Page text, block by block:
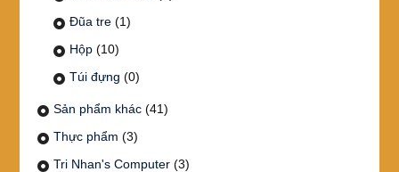
Đũa tre (1)
Hộp (10)
Túi đựng (0)
Sản phẩm khác (41)
Thực phẩm (3)
Tri Nhan's Computer (3)